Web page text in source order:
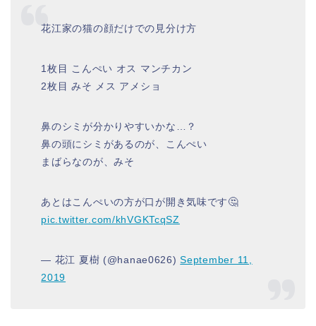
花江家の猫の顔だけでの見分け方
1枚目 こんぺい オス マンチカン
2枚目 みそ メス アメショ
鼻のシミが分かりやすいかな…？
鼻の頭にシミがあるのが、こんぺい
まばらなのが、みそ
あとはこんぺいの方が口が開き気味です🤔
pic.twitter.com/khVGKTcqSZ
— 花江 夏樹 (@hanae0626)September 11,
2019